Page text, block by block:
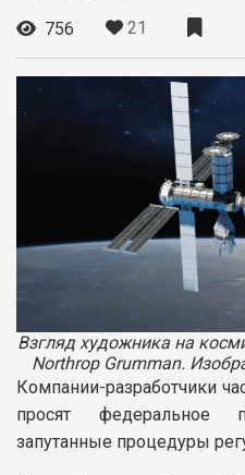
756
21
Взгляд художника на
Northrop Grumman.
Компании-разработчики
просят федеральное
запутанные процедуры